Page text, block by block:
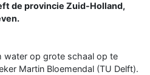
de provincie Zuid-Holland,
water op grote schaal op te
Martin Bloemendal (TU Delft).